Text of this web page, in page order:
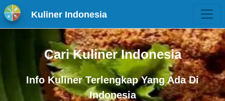
Kuliner Indonesia
Cari Kuliner Indonesia
Info Kuliner Terlengkap Yang Ada Di
Indonesia